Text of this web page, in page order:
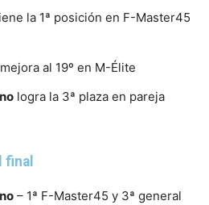
la 1ª posición en F-Master45
mejora al 19º en M-Élite
logra la 3ª plaza en pareja
final
– 1ª F-Master45 y 3ª general